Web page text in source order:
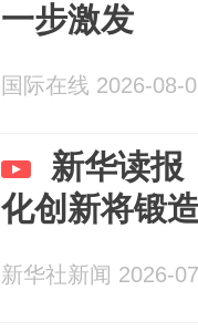
一步激发
国际在线 2026-08-
新华读报
化创新将锻
新华社新闻 2026-